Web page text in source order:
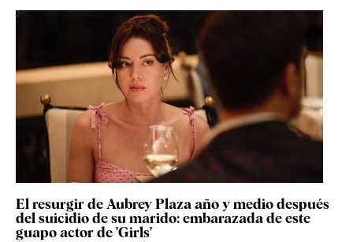
El resurgir de Aubrey Plaza año y medio después
del suicidio de su marido: embarazada de este
guapo actor de 'Girls'